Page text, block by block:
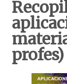
profes)